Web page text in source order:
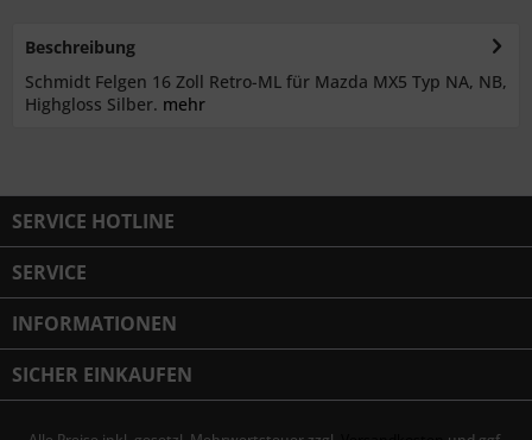
Beschreibung
Schmidt Felgen 16 Zoll Retro-ML für Mazda MX5 Typ NA, NB,
Highgloss Silber. mehr
SERVICE HOTLINE
SERVICE
INFORMATIONEN
SICHER EINKAUFEN